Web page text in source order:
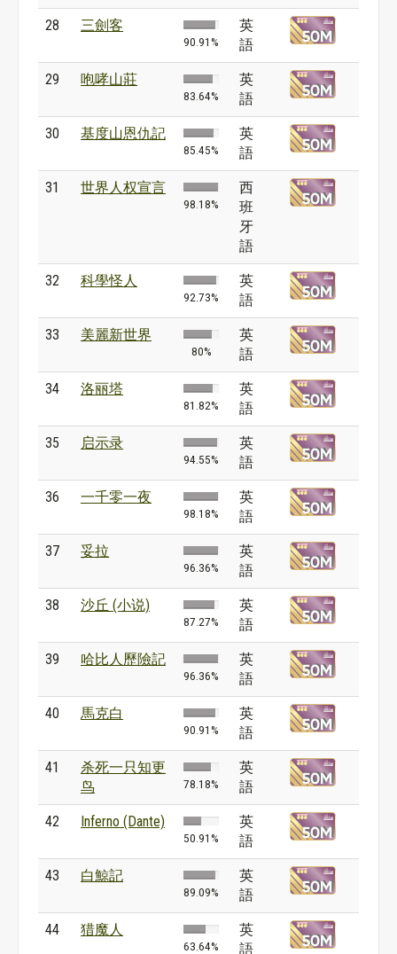
28 三劍客
90.91%
英
語
29 咆哮山莊
83.64%
英
語
30 基度山恩仇記
85.45%
英
語
31 世界人权宣言
98.18%
西
班
牙
語
32 科學怪人
92.73%
英
語
33 美麗新世界
80%
英
語
34 洛丽塔
81.82%
英
語
35 启示录
94.55%
英
語
36 一千零一夜
98.18%
英
語
37 妥拉
96.36%
英
語
38 沙丘 (小说)
87.27%
英
語
39 哈比人歷險記
96.36%
英
語
40 馬克白
90.91%
英
語
41
杀死一只知更
鸟
78.18%
英
語
42 Inferno (Dante)
50.91%
英
語
43 白鯨記
89.09%
英
語
44 猎魔人
63.64%
英
語